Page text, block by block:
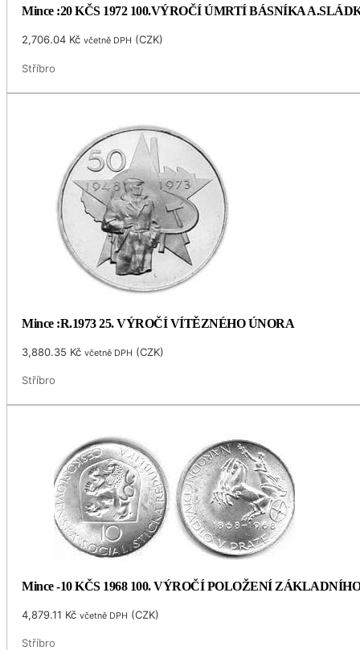
Mince :20 KČS 1972 100.VÝROČÍ ÚMRTÍ BÁSNÍKA
2,706.04 Kč včetně DPH (CZK)
Stříbro
Mince :R.1973 25. VÝROČÍ VÍTĚZNÉHO ÚNORA
3,880.35 Kč včetně DPH (CZK)
Stříbro
Mince -10 KČS 1968 100. VÝROČÍ POLOŽENÍ
4,879.11 Kč včetně DPH (CZK)
Stříbro